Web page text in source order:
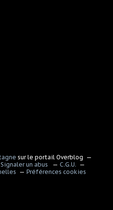
sur le portail Overblog
Signaler un abus
C.G.U.
Préférences cookies